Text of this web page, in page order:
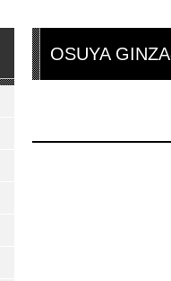
OSUYA